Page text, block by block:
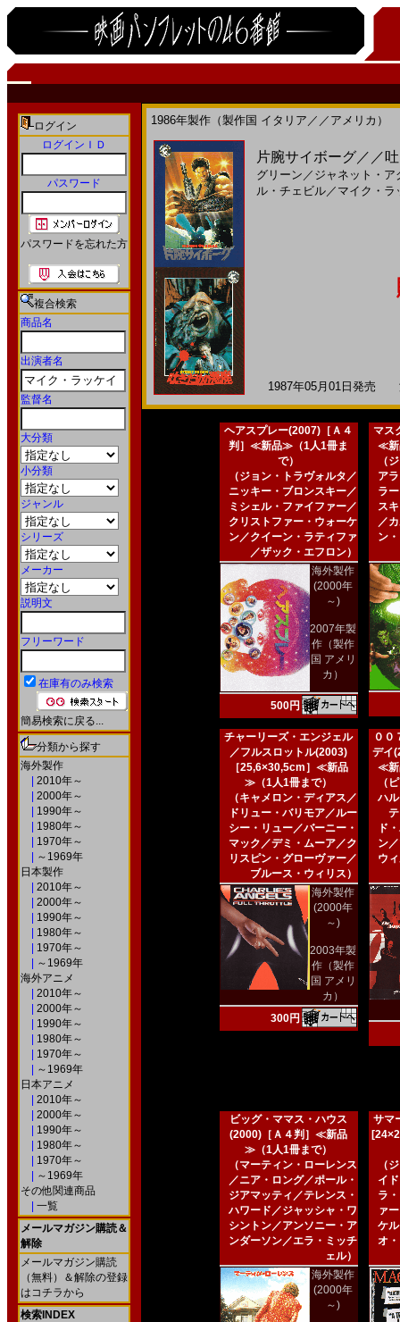
ログイン
ログインＩＤ
パスワード
パスワードを忘れた方
複合検索
商品名
出演者名
監督名
大分類
小分類
ジャンル
シリーズ
メーカー
説明文
フリーワード
在庫有のみ検索
簡易検索に戻る...
分類から探す
海外製作
2010年～
2000年～
1990年～
1980年～
1970年～
～1969年
日本製作
2010年～
2000年～
1990年～
1980年～
1970年～
～1969年
海外アニメ
2010年～
2000年～
1990年～
1980年～
1970年～
～1969年
日本アニメ
2010年～
2000年～
1990年～
1980年～
1970年～
～1969年
その他関連商品
一覧
メールマガジン購読＆
解除
メールマガジン購読
（無料）＆解除の登録
はコチラから
検索INDEX
1986年製作（製作国 イタリア／／アメリカ）
片腕サイボーグ／／
グリーン ／ ジャネット・ア
ル・チェビル／ マイク・ラ
1987年05月01日発売
ヘアスプレー(2007)［Ａ４
判］≪新品≫（1人1冊ま
で）
（ジョン・トラヴォルタ／
ニッキー・ブロンスキー／
ミシェル・ファイファー／
クリストファー・ウォーケ
ン／クイーン・ラティファ
／ザック・エフロン）
海外製作
(2000年
～)
2007年製
作（製作
国 アメリ
カ）
500円
マス
≪新
（
ア
ラ
ス
／
ン
チャーリーズ・エンジェル
／フルスロットル(2003)
［25,6×30,5cm］≪新品
≫（1人1冊まで）
（キャメロン・ディアス／
ドリュー・バリモア／ルー
シー・リュー／バーニー・
マック／デミ・ムーア／ク
リスピン・グローヴァー／
ブルース・ウィリス）
海外製作
(2000年
～)
2003年製
作（製作
国 アメリ
カ）
300円
００
デイ
≪新
（
ハ
ド
ン
ウ
ビッグ・ママス・ハウス
(2000)［Ａ４判］≪新品
≫（1人1冊まで）
（マーティン・ローレンス
／ニア・ロング／ポール・
ジアマッティ／テレンス・
ハワード／ジャッシャ・ワ
シントン／アンソニー・ア
ンダーソン／エラ・ミッチ
ェル）
海外製作
(2000年
～)
サマ
（
イ
ラ
ァ
ケ
オ